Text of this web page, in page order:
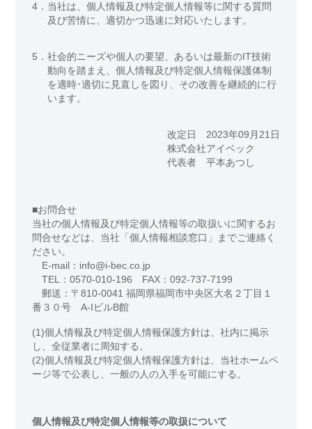
4． 当社は、個人情報及び特定個人情報等に関する質問
及び苦情に、適切かつ迅速に対応いたします。
5．社会的ニーズや個人の要望、あるいは最新のIT技術
動向を踏まえ、個人情報及び特定個人情報保護体制
を適時･適切に見直しを図り、その改善を継続的に行
います。
改定日 2023年09月21日
株式会社アイベック
代表者 平本あつし
■お問合せ
当社の個人情報及び特定個人情報等の取扱いに関するお
問合せなどは、当社「個人情報相談窓口」までご連絡く
ださい。
E-mail：info@i-bec.co.jp
TEL：0570-010-196 FAX：092-737-7199
郵送：〒810-0041 福岡県福岡市中央区大名２丁目１
番３０号 A-IビルB館
(1)個人情報及び特定個人情報保護方針は、社内に掲示
し、全従業者に周知する。
(2)個人情報及び特定個人情報保護方針は、当社ホームペ
ージ等で公表し、一般の人の入手を可能にする。
個人情報及び特定個人情報等の取扱について